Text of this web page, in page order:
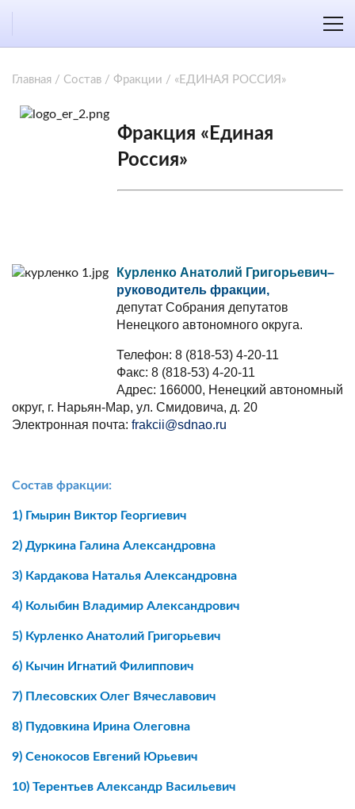
Главная / Состав / Фракции / «ЕДИНАЯ РОССИЯ»
Фракция «Единая
Россия»
Курленко Анатолий Григорьевич–
руководитель фракции,
депутат Собрания депутатов
Ненецкого автономного округа.
Телефон: 8 (818-53) 4-20-11
Факс: 8 (818-53) 4-20-11
Адрес: 166000, Ненецкий автономный
округ, г. Нарьян-Мар, ул. Смидовича, д. 20
Электронная почта: frakcii@sdnao.ru
Состав фракции:
1) Гмырин Виктор Георгиевич
2) Дуркина Галина Александровна
3) Кардакова Наталья Александровна
4) Колыбин Владимир Александрович
5) Курленко Анатолий Григорьевич
6) Кычин Игнатий Филиппович
7) Плесовских Олег Вячеславович
8) Пудовкина Ирина Олеговна
9) Сенокосов Евгений Юрьевич
10) Терентьев Александр Васильевич